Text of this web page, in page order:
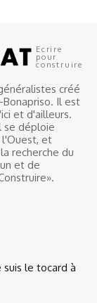
Ecrire
pour
construire
créé
Bonapriso. Il est
et d'ailleurs.
se déploie
et
recherche du
et de
suis le tocard à